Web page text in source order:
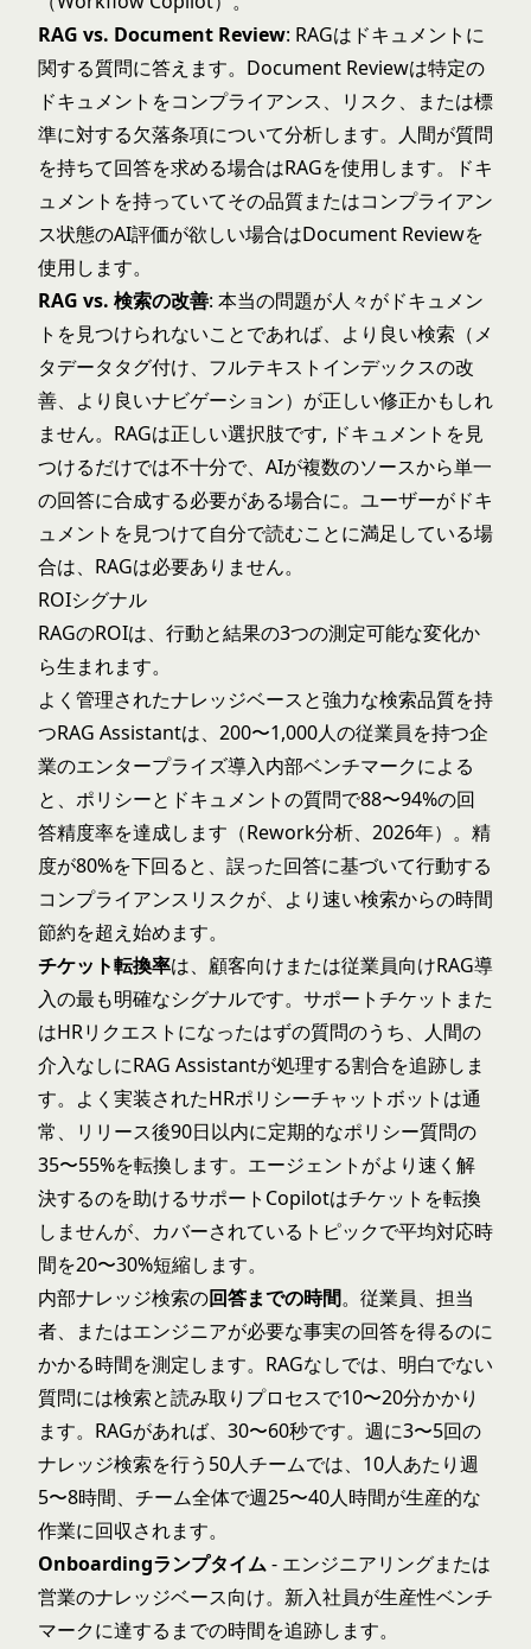
RAG vs. Document Review: RAGはドキュメントに
関する質問に答えます。Document Reviewは特定の
ドキュメントをコンプライアンス、リスク、または標
準に対する欠落条項について分析します。人間が質問
を持ちて回答を求める場合はRAGを使用します。ドキ
ュメントを持っていてその品質またはコンプライアン
ス状態のAI評価が欲しい場合はDocument Reviewを
使用します。
RAG vs. 検索の改善: 本当の問題が人々がドキュメン
トを見つけられないことであれば、より良い検索（メ
タデータタグ付け、フルテキストインデックスの改
善、より良いナビゲーション）が正しい修正かもしれ
ません。RAGは正しい選択肢です, ドキュメントを見
つけるだけでは不十分で、AIが複数のソースから単一
の回答に合成する必要がある場合に。ユーザーがドキ
ュメントを見つけて自分で読むことに満足している場
合は、RAGは必要ありません。
ROIシグナル
RAGのROIは、行動と結果の3つの測定可能な変化か
ら生まれます。
よく管理されたナレッジベースと強力な検索品質を持
つRAG Assistantは、200〜1,000人の従業員を持つ企
業のエンタープライズ導入内部ベンチマークによる
と、ポリシーとドキュメントの質問で88〜94%の回
答精度率を達成します（Rework分析、2026年）。精
度が80%を下回ると、誤った回答に基づいて行動する
コンプライアンスリスクが、より速い検索からの時間
節約を超え始めます。
チケット転換率は、顧客向けまたは従業員向けRAG導
入の最も明確なシグナルです。サポートチケットまた
はHRリクエストになったはずの質問のうち、人間の
介入なしにRAG Assistantが処理する割合を追跡しま
す。よく実装されたHRポリシーチャットボットは通
常、リリース後90日以内に定期的なポリシー質問の
35〜55%を転換します。エージェントがより速く解
決するのを助けるサポートCopilotはチケットを転換
しませんが、カバーされているトピックで平均対応時
間を20〜30%短縮します。
内部ナレッジ検索の回答までの時間。従業員、担当
者、またはエンジニアが必要な事実の回答を得るのに
かかる時間を測定します。RAGなしでは、明白でない
質問には検索と読み取りプロセスで10〜20分かかり
ます。RAGがあれば、30〜60秒です。週に3〜5回の
ナレッジ検索を行う50人チームでは、10人あたり週
5〜8時間、チーム全体で週25〜40人時間が生産的な
作業に回収されます。
Onboardingランプタイム- エンジニアリングまたは
営業のナレッジベース向け。新入社員が生産性ベンチ
マークに達するまでの時間を追跡します。